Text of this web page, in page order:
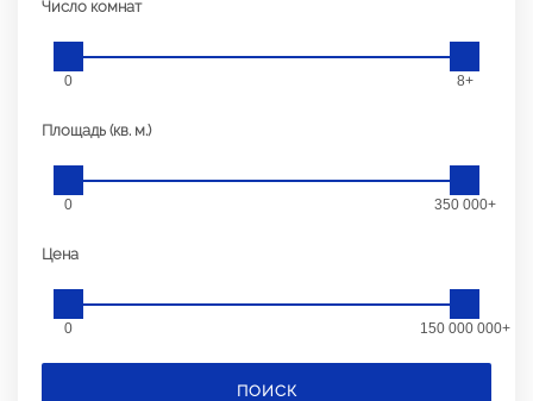
Число комнат
0 8+
Площадь (кв. м.)
0 350 000+
Цена
0 150 000 000+
ПОИСК